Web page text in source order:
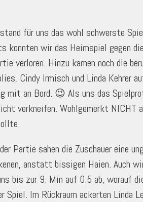
für uns das wohl schwerste
konnten wir das Heimspiel gegen
verloren. Hinzu kamen noch die
Cindy Irmisch und Linda Kehrer
mit an Bord. 😉 Als uns das
verkneifen. Wohlgemerkt NICHT
Partie sahen die Zuschauer eine
anstatt bissigen Haien. Auch
bis zur 9. Min auf 0:5 ab, worauf
Spiel. Im Rückraum ackerten Linda